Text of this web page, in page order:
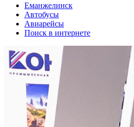
Еманжелинск
Автобусы
Авиарейсы
Поиск в интернете